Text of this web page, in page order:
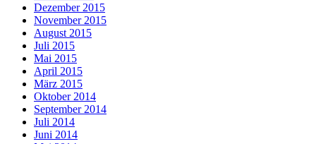
Dezember 2015
November 2015
August 2015
Juli 2015
Mai 2015
April 2015
März 2015
Oktober 2014
September 2014
Juli 2014
Juni 2014